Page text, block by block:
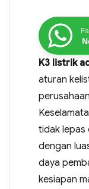
K3 listrik
aturan
tidak lepas
dengan
daya
kesiapan